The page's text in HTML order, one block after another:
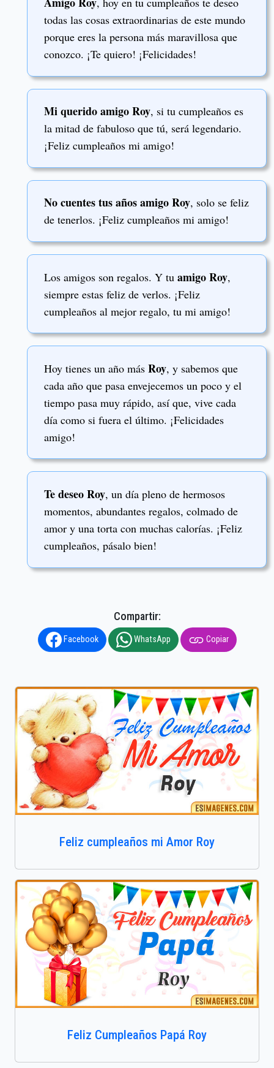
todas las cosas extraordinarias de este mundo
porque eres la persona más maravillosa que
conozco. ¡Te quiero! ¡Felicidades!
Mi querido amigo Roy, si tu cumpleaños es
la mitad de fabuloso que tú, será legendario.
¡Feliz cumpleaños mi amigo!
No cuentes tus años amigo Roy, solo se feliz
de tenerlos. ¡Feliz cumpleaños mi amigo!
Los amigos son regalos. Y tu amigo Roy,
siempre estas feliz de verlos. ¡Feliz
cumpleaños al mejor regalo, tu mi amigo!
Hoy tienes un año más Roy, y sabemos que
cada año que pasa envejecemos un poco y el
tiempo pasa muy rápido, así que, vive cada
día como si fuera el último. ¡Felicidades
amigo!
Te deseo Roy, un día pleno de hermosos
momentos, abundantes regalos, colmado de
amor y una torta con muchas calorías. ¡Feliz
cumpleaños, pásalo bien!
Compartir:
Facebook WhatsApp Copiar
Feliz cumpleaños mi Amor Roy
Feliz Cumpleaños Papá Roy